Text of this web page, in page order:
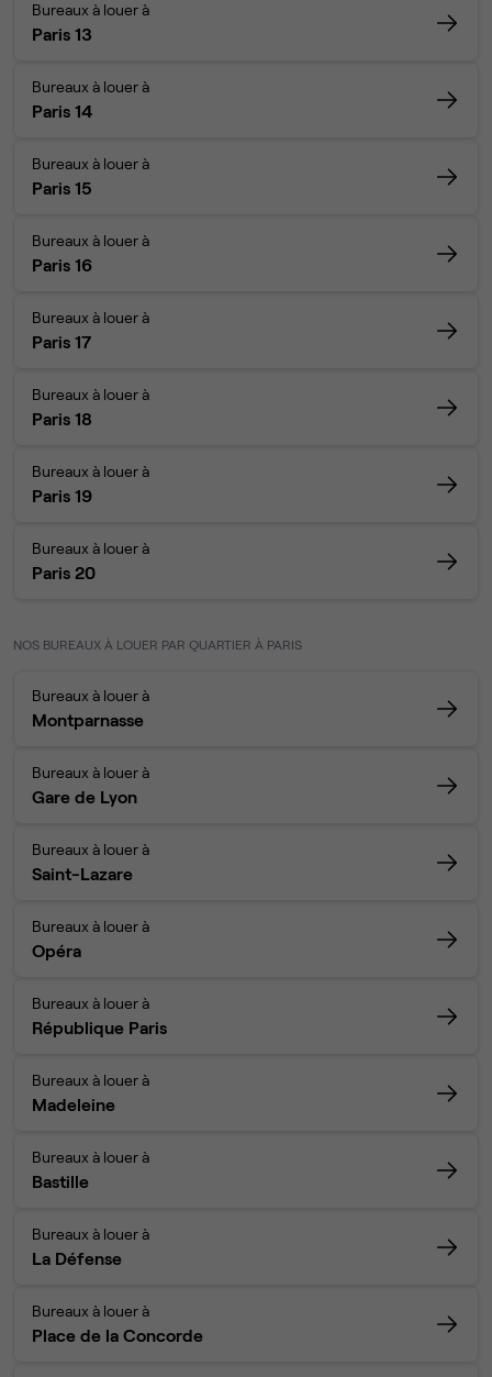
Bureaux à louer à
Paris 13
Bureaux à louer à
Paris 14
Bureaux à louer à
Paris 15
Bureaux à louer à
Paris 16
Bureaux à louer à
Paris 17
Bureaux à louer à
Paris 18
Bureaux à louer à
Paris 19
Bureaux à louer à
Paris 20
NOS BUREAUX À LOUER PAR QUARTIER À PARIS
Bureaux à louer à
Montparnasse
Bureaux à louer à
Gare de Lyon
Bureaux à louer à
Saint-Lazare
Bureaux à louer à
Opéra
Bureaux à louer à
République Paris
Bureaux à louer à
Madeleine
Bureaux à louer à
Bastille
Bureaux à louer à
La Défense
Bureaux à louer à
Place de la Concorde